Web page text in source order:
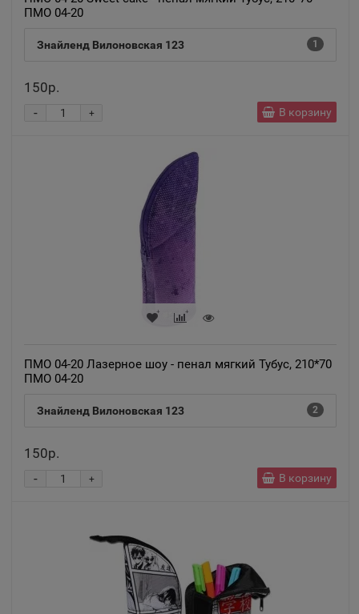
ПМО 04-20
Знайленд Вилоновская 123 1
150р.
+
- В корзину
ПМО 04-20 Лазерное шоу - пенал мягкий Тубус, 210*70
ПМО 04-20
Знайленд Вилоновская 123 2
150р.
+
- В корзину